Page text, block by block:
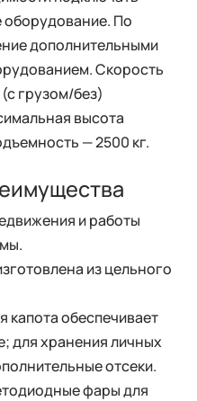
По
дополнительными
Скорость
грузом/без)
высота
— 2500 кг.
и работы
из цельного
капота обеспечивает
для хранения личных
отсеки.
фары для